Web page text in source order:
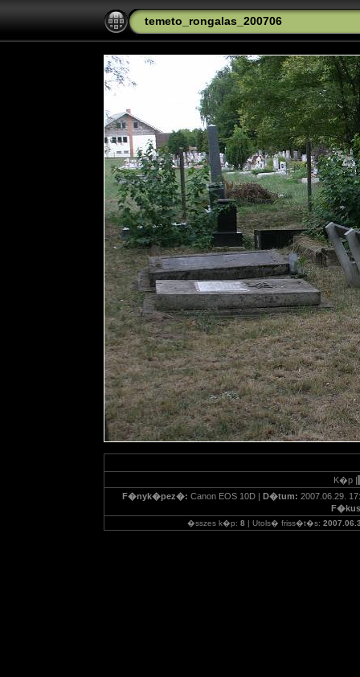
temeto_rongalas_200706
K�p |
F�nyk�pez�: Canon EOS 10D | D�tum: 2007.06.29.
�sszes k�p: 8 | Utols� friss�t�s: